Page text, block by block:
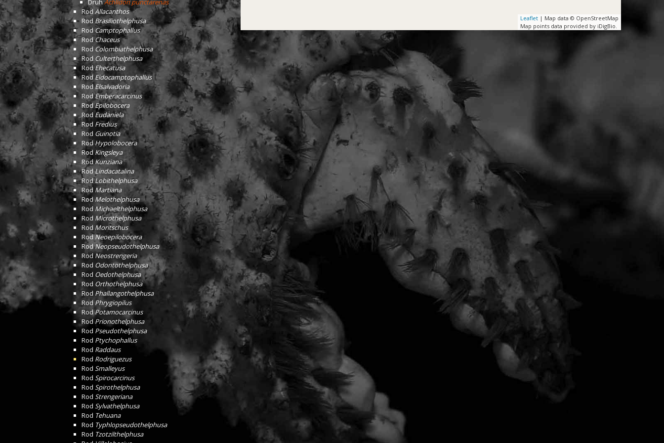
DruhAchlidon punctarenas
Rod Allacanthos
Rod Brasiliothelphusa
RodCamptophallus
RodChaceus
Rod Colombiathelphusa
Rod Culterthelphusa
RodEhecatusa
RodEidocamptophallus
RodElsalvadoria
RodEmberacarcinus
RodEpilobocera
RodEudaniela
Rod Fredius
Rod Guinotia
Rod Hypolobocera
RodKingsleya
RodKunziana
RodLindacatalina
RodLobithelphusa
Rod Martiana
RodMelothelphusa
Rod Michaelthelphusa
Rod Microthelphusa
Rod Moritschus
RodNeoepilobocera
RodNeopseudothelphusa
RodNeostrengeria
Rod Odontothelphusa
Rod Oedothelphusa
Rod Orthothelphusa
Rod Phallangothelphusa
Rod Phrygiopilus
RodPotamocarcinus
RodPrionothelphusa
Rod Pseudothelphusa
Rod Ptychophallus
Rod Raddaus
Rod Rodriguezus
Rod Smalleyus
Rod Spirocarcinus
Rod Spirothelphusa
Rod Strengeriana
Rod Sylvathelphusa
Rod Tehuana
Rod Typhlopseudothelphusa
Rod Tzotzilthelphusa
Leaflet | Map data © OpenStreetMap
Map points data provided by iDigBio.